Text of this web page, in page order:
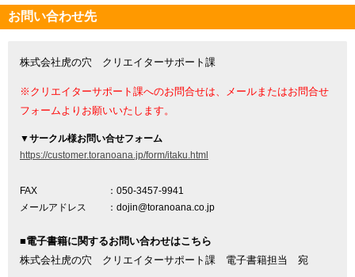
お問い合わせ先
株式会社虎の穴 クリエイターサポート課
※クリエイターサポート課へのお問合せは、メールまたはお問合せ
フォームよりお願いいたします。
▼サークル様お問い合せフォーム
https://customer.toranoana.jp/form/itaku.html
FAX
：050-3457-9941
メールアドレス
：dojin@toranoana.co.jp
■電子書籍に関するお問い合わせはこちら
株式会社虎の穴 クリエイターサポート課 電子書籍担当 宛